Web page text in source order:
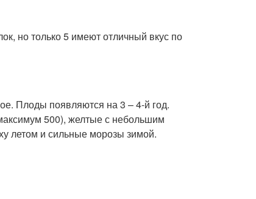
но только 5 имеют отличный вкус по
Плоды появляются на 3 – 4-й год.
500), желтые с небольшим
летом и сильные морозы зимой.